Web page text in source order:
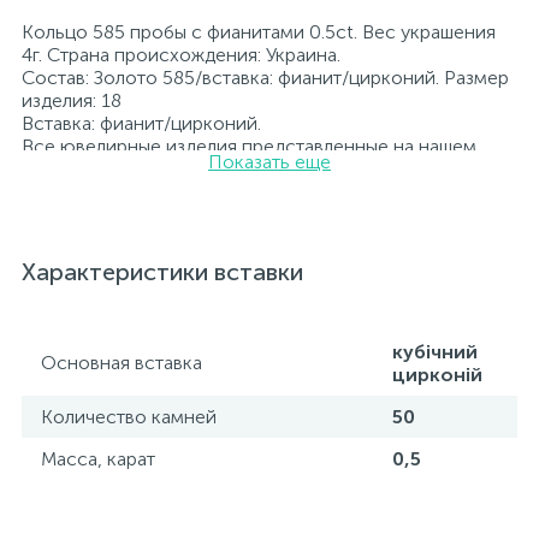
Кольцо 585 пробы с фианитами 0.5ct. Вес украшения
4г. Страна происхождения: Украина.
Состав: Золото 585/вставка: фианит/цирконий. Размер
изделия: 18
Вставка: фианит/цирконий.
Все ювелирные изделия представленные на нашем
сайте прошли внутренний контроль качества, а также
прилагаются бирка с указанием всех
параметров.*Цвета изделий на сайте могут
Показать еще
Характеристики вставки
Основная вставка
кубічний
цирконій
Количество камней
50
Масса, карат
0,5